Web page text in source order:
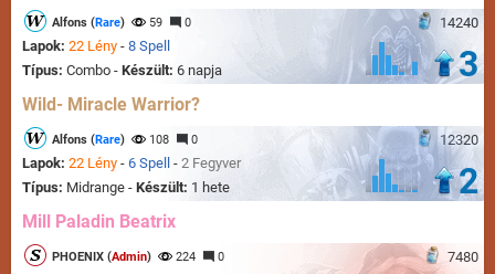
14240
Alfons (Rare) 59 0
Lapok: 22 Lény - 8 Spell
Típus: Combo - Készült: 6 napja 3
Wild- Miracle Warrior?
12320
Alfons (Rare) 108 0
Lapok: 22 Lény - 6 Spell - 2 Fegyver
Típus: Midrange - Készült: 1 hete 2
Mill Paladin Beatrix
7480
PHOENIX (Admin) 224 0